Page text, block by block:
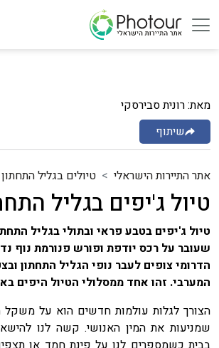
מאת: רונית סבירסקי
שיתוף
אתר התיירות הישראלי טיולים בגליל התחתון
טיול ג'יפים בגליל
טיול ג'יפים בטבע פראי ובתולי בגליל
שעובר על רכס יודפת ופורש פנורמת נוף
הדרומי צופים לעבר נופי הגליל התחתון
המערבי. זהו אחד ממסלולי הטיול היפים
הצורך לגלות עולמות חדשים הוא על משקל
שמניעות את המין האנושי. קשה לנו